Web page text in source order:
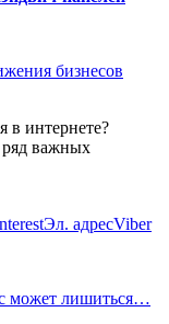
бизнесов
в интернете?
ряд важных
Эл. адресViber
может лишиться…